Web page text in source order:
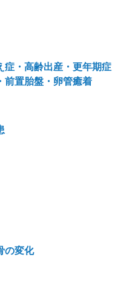
症・高齢出産・更年期症
前置胎盤・卵管癒着
の変化